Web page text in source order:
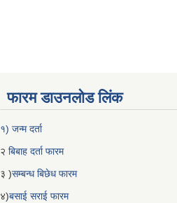
फारम डाउनलोड लिंक
१) जन्म दर्ता
२ बिबाह दर्ता फारम
३ )सम्बन्ध बिछेध फारम
४)बसाई सराई फारम